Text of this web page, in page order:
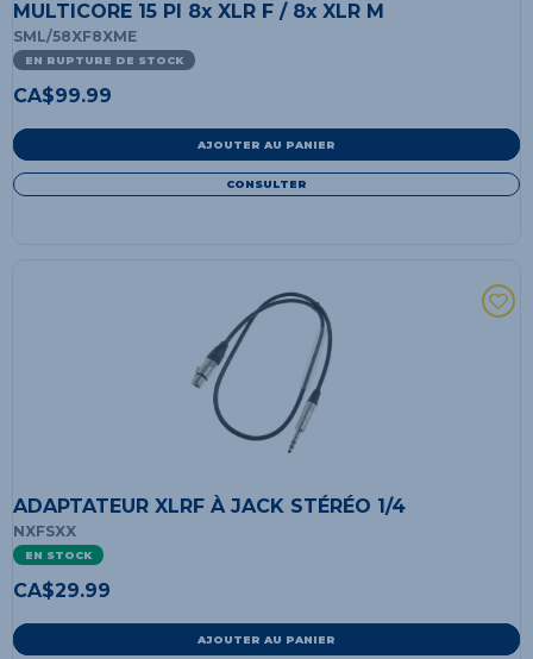
MULTICORE 15 PI 8x XLR F / 8x XLR M
SML/58XF8XME
EN RUPTURE DE STOCK
CA$99.99
AJOUTER AU PANIER
CONSULTER
ADAPTATEUR XLRF À JACK STÉRÉO 1/4
NXFSXX
EN STOCK
CA$29.99
AJOUTER AU PANIER